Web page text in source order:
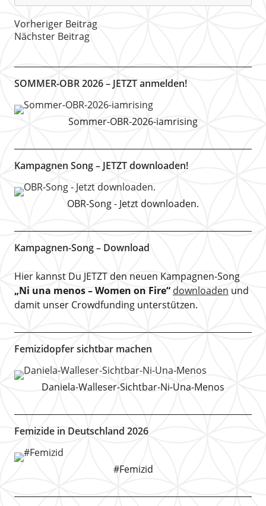
Vorheriger Beitrag
Nächster Beitrag
SOMMER-OBR 2026 – JETZT anmelden!
Sommer-OBR-2026-iamrising
Kampagnen Song – JETZT downloaden!
OBR-Song - Jetzt downloaden.
Kampagnen-Song – Download
Hier kannst Du JETZT den neuen Kampagnen-Song
„Ni una menos – Women on Fire“ downloaden und
damit unser Crowdfunding unterstützen.
Femizidopfer sichtbar machen
Daniela-Walleser-Sichtbar-Ni-Una-Menos
Femizide in Deutschland 2026
#Femizid